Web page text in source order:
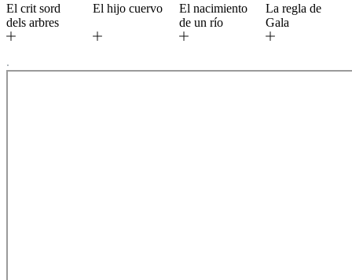
El crit sord
dels arbres
El hijo cuervo
El nacimiento
de un río
La regla de
Gala